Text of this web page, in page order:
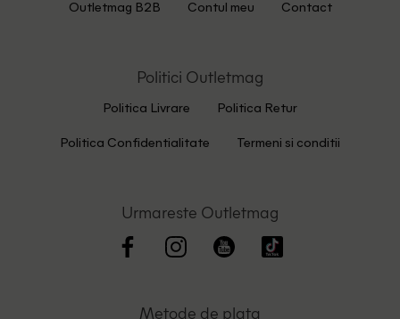
Outletmag B2B Contul meu Contact
Politici Outletmag
Politica Livrare Politica Retur
Politica Confidentialitate Termeni si conditii
Urmareste Outletmag
Metode de plata